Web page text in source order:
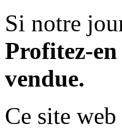
Si notre
Profitez-
vendue.
Ce site